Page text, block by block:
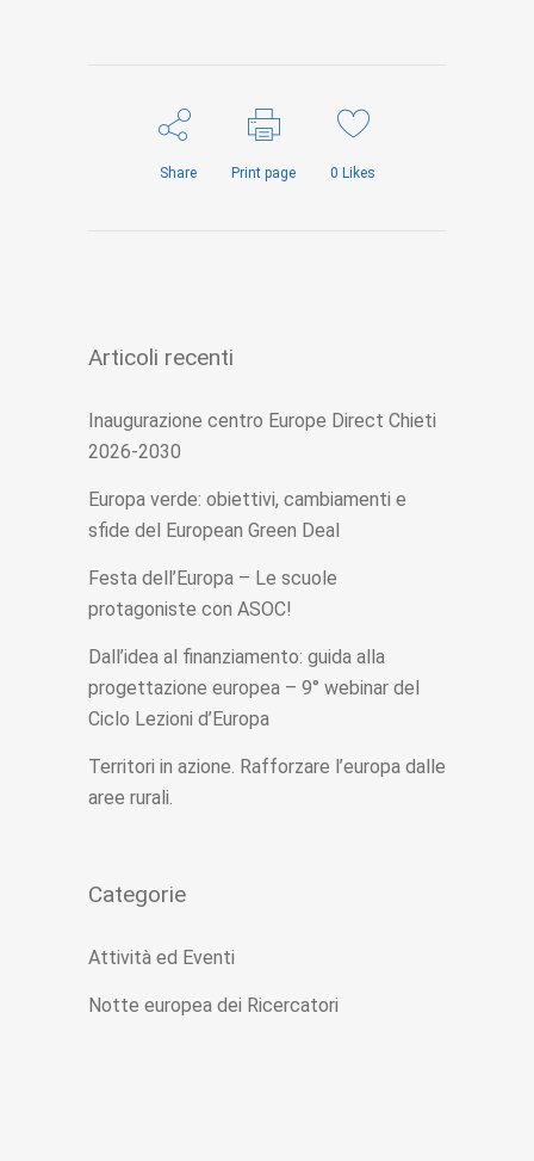
Share Print page 0 Likes
Articoli recenti
Inaugurazione centro Europe Direct Chieti
2026-2030
Europa verde: obiettivi, cambiamenti e
sfide del European Green Deal
Festa dell’Europa – Le scuole
protagoniste con ASOC!
Dall’idea al finanziamento: guida alla
progettazione europea – 9° webinar del
Ciclo Lezioni d’Europa
Territori in azione. Rafforzare l’europa dalle
aree rurali.
Categorie
Attività ed Eventi
Notte europea dei Ricercatori